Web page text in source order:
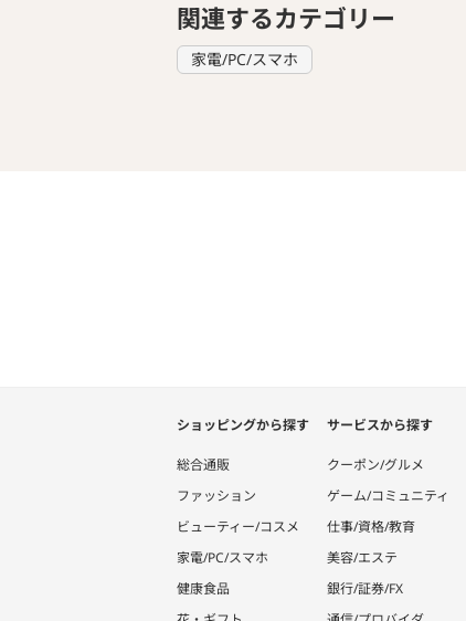
関連するカテゴリー
家電/PC/スマホ
ショッピングから探す
総合通販
ファッション
ビューティー/コスメ
家電/PC/スマホ
健康食品
サービスから探す
クーポン/グルメ
ゲーム/コミュニティ
仕事/資格/教育
美容/エステ
銀行/証券/FX